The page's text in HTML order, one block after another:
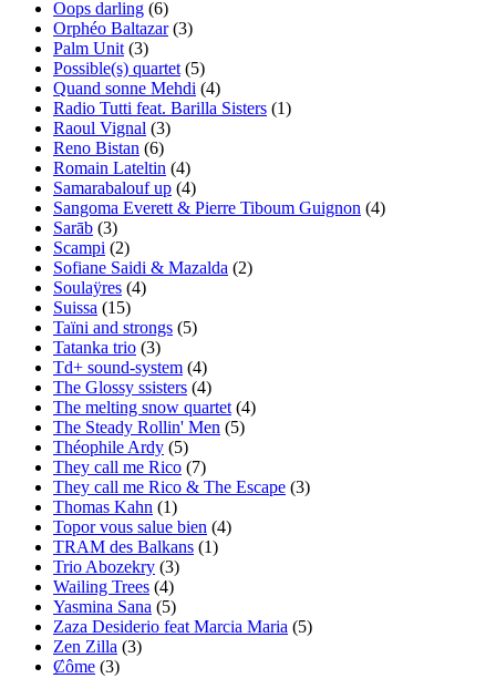
Oops darling (6)
Orphéo Baltazar(3)
Palm Unit(3)
Possible(s) quartet(5)
Quand sonne Mehdi (4)
Radio Tutti feat. Barilla Sisters (1)
Raoul Vignal (3)
Reno Bistan (6)
Romain Lateltin (4)
Samarabalouf up (4)
Sangoma Everett & Pierre Tiboum Guignon (4)
Sarāb (3)
Scampi (2)
Sofiane Saidi & Mazalda (2)
Soulaÿres (4)
Suissa (15)
Taïni and strongs (5)
Tatanka trio (3)
Td+ sound-system (4)
The Glossy ssisters (4)
The melting snow quartet(4)
The Steady Rollin' Men (5)
Théophile Ardy (5)
They call me Rico (7)
They call me Rico & The Escape (3)
Thomas Kahn (1)
Topor vous salue bien (4)
TRAM des Balkans (1)
Trio Abozekry (3)
Wailing Trees (4)
Yasmina Sana (5)
Zaza Desiderio feat Marcia Maria (5)
Zen Zilla (3)
Ȼôme (3)